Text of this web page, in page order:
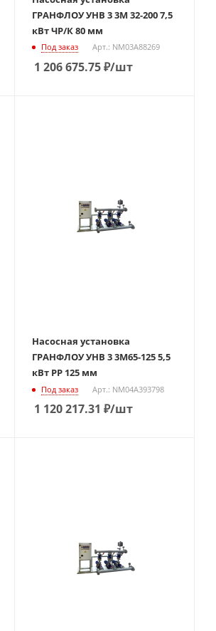
ГРАНФЛОУ УНВ 3 3М 32-200 7,5
кВт ЧР/К 80 мм
Под заказ Арт.: NM03A88269
1 206 675.75₽/шт
Насосная установка
ГРАНФЛОУ УНВ 3 3М65-125 5,5
кВт РР 125 мм
Под заказ Арт.: NM04A393798
1 120 217.31 ₽/шт